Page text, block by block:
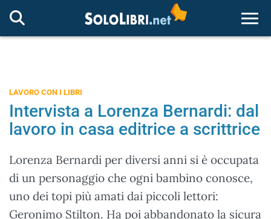
LAVORO CON I LIBRI
Intervista a Lorenza Bernardi: dal
lavoro in casa editrice a scrittrice
Lorenza Bernardi per diversi anni si è occupata
di un personaggio che ogni bambino conosce,
uno dei topi più amati dai piccoli lettori:
Geronimo Stilton. Ha poi abbandonato la sicura